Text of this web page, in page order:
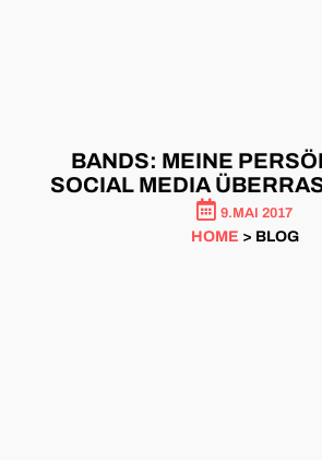
BANDS: MEINE
SOCIAL MEDIA
9.MAI 2017
HOME > BLOG